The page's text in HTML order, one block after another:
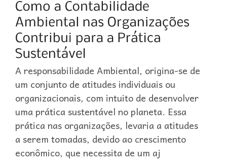
A responsabilidade Ambiental, origina-se de
um conjunto de atitudes individuais ou
organizacionais, com intuito de desenvolver
uma prática sustentável no planeta. Essa
prática nas organizações, levaria a atitudes
a serem tomadas, devido ao crescimento
econômico, que necessita de um aj